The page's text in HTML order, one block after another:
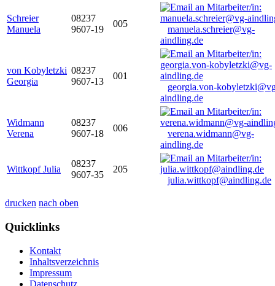
Schreier
Manuela
08237
9607-19
005
manuela.schreier@vg-
aindling.de
von Kobyletzki
Georgia
08237
9607-13
001
georgia.von-
aindling.de
Widmann
Verena
08237
9607-18
006
verena.widmann@vg-
aindling.de
Wittkopf Julia
08237
9607-35
205
julia.wittkopf@aindling.de
drucken nach oben
Quicklinks
Kontakt
Inhaltsverzeichnis
Impressum
Datenschutz